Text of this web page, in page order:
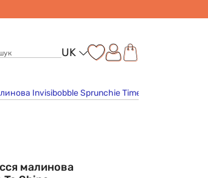
UK
Invisibobble Sprunchie Time To Shine Wine
малинова